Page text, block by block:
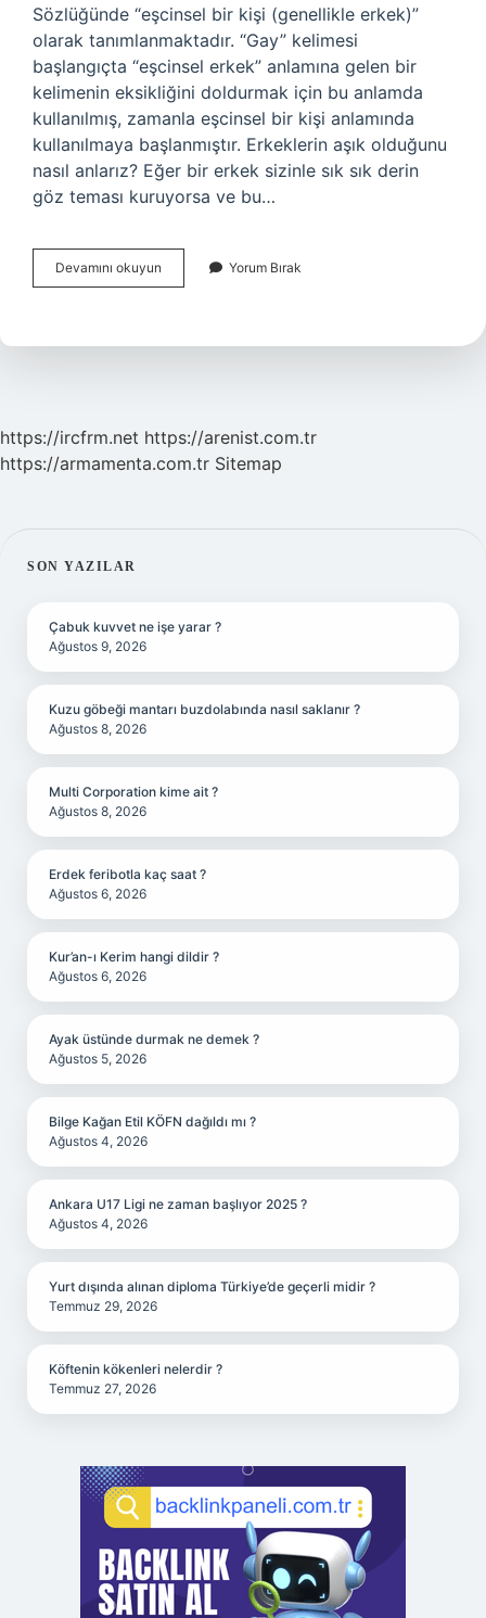
Sözlüğünde “eşcinsel bir kişi (genellikle erkek)”
olarak tanımlanmaktadır. “Gay” kelimesi
başlangıçta “eşcinsel erkek” anlamına gelen bir
kelimenin eksikliğini doldurmak için bu anlamda
kullanılmış, zamanla eşcinsel bir kişi anlamında
kullanılmaya başlanmıştır. Erkeklerin aşık olduğunu
nasıl anlarız? Eğer bir erkek sizinle sık sık derin
göz teması kuruyorsa ve bu…
Devamını okuyun
Erkek
Aşık
Yorum Bırak
https://ircfrm.net https://arenist.com.tr
https://armamenta.com.tr Sitemap
SIDEBAR
SON YAZILAR
Çabuk kuvvet ne işe yarar ?
Ağustos 9, 2026
Kuzu göbeği mantarı buzdolabında nasıl saklanır ?
Ağustos 8, 2026
Multi Corporation kime ait ?
Ağustos 8, 2026
Erdek feribotla kaç saat ?
Ağustos 6, 2026
Kur’an-ı Kerim hangi dildir ?
Ağustos 6, 2026
Ayak üstünde durmak ne demek ?
Ağustos 5, 2026
Bilge Kağan Etil KÖFN dağıldı mı ?
Ağustos 4, 2026
Ankara U17 Ligi ne zaman başlıyor 2025 ?
Ağustos 4, 2026
Yurt dışında alınan diploma Türkiye’de geçerli midir ?
Temmuz 29, 2026
Köftenin kökenleri nelerdir ?
Temmuz 27, 2026